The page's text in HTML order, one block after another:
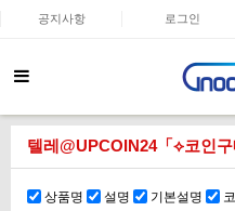
공지사항 로그인
텔레@UPCOIN24「⟡코인
상품명 설명 기본설명